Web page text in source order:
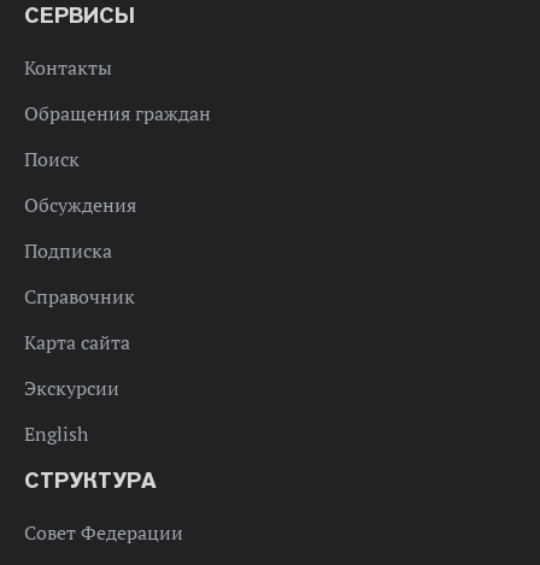
СЕРВИСЫ
Контакты
Обращения граждан
Поиск
Обсуждения
Подписка
Справочник
Карта сайта
Экскурсии
English
СТРУКТУРА
Совет Федерации